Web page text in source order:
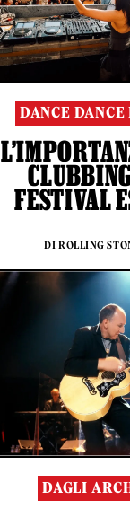
DANCE DANCE
FESTIVAL
DI ROLLING
DAGLI